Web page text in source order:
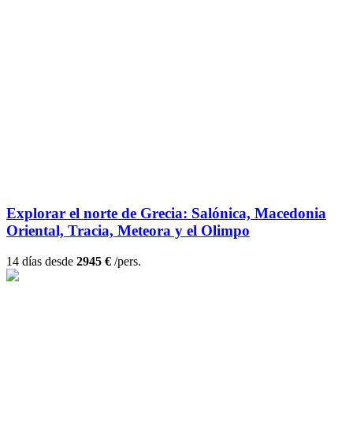
Explorar el norte de Grecia: Salónica, Macedonia
Oriental, Tracia, Meteora y el Olimpo
14 días desde 2945 € /pers.